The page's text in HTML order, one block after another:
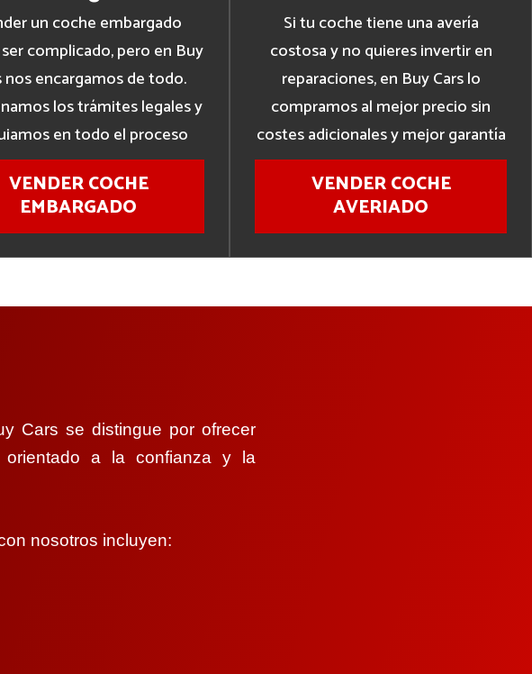
un coche embargado
complicado, pero en Buy
nos encargamos de todo.
los trámites legales y
en todo el proceso
VENDER COCHE
EMBARGADO
Si tu coche tiene una avería
costosa y no quieres invertir en
reparaciones, en Buy Cars lo
compramos al mejor precio sin
costes adicionales y mejor garantía
VENDER COCHE
AVERIADO
Cars se distingue por ofrecer
a la confianza y la
nosotros incluyen: